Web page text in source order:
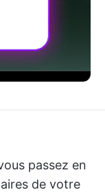
passez en
de votre